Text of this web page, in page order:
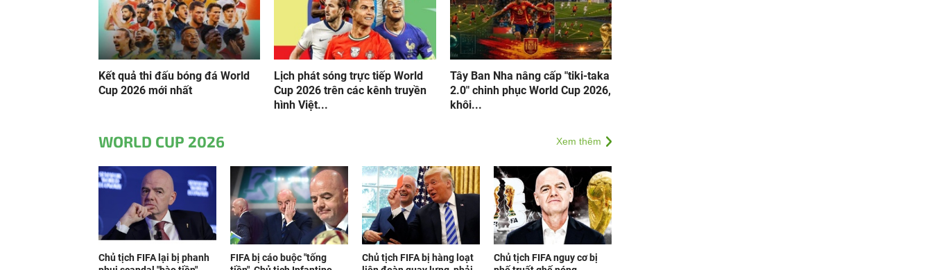
Kết quả thi đấu bóng đá World
Cup 2026 mới nhất
Lịch phát sóng trực tiếp World
Cup 2026 trên các kênh truyền
hình Việt...
Tây Ban Nha nâng cấp "tiki-taka
2.0" chinh phục World Cup 2026,
khôi...
WORLD CUP 2026 Xem thêm
Chủ tịch FIFA lại bị phanh
FIFA bị cáo buộc "tống
Chủ tịch FIFA bị hàng loạt
Chủ tịch FIFA nguy cơ bị